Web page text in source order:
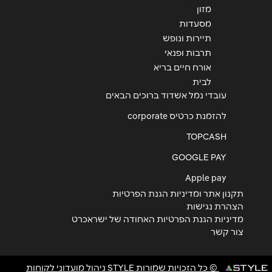
מזון
מסעדות
תיירות ונופש
תרבות ופנאי
אורח חיים בריא
לבית
עובדי נמל אשדוד ברוכים הבאים
להזמנת כרטיס corporate
TOPCASH
GOOGLE PAY
Apple pay
תקנון אתר ומדיניות הגנת הפרטיות
הצהרת נגישות
מדיניות הגנת הפרטיות האחודה של ישראכרט
צור קשר
© כל הזכויות שמורות STYLE ניהול מועדוני לקוחות